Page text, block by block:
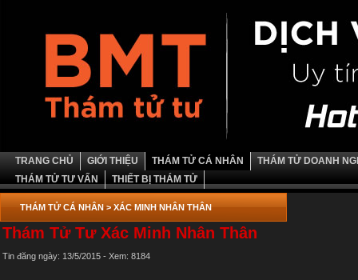
TRANG CHỦ GIỚI THIỆU THÁM TỬ CÁ NHÂN
THÁM TỬ DOANH
THÁM TỬ TƯ VẤN
THIẾT BỊ THÁM TỬ
THÁM TỬ CÁ NHÂN > XÁC MINH NHÂN THÂN
Thám Tử Tư Xác Minh Nhân Thân
Tin đăng ngày: 13/5/2015 - Xem: 8184